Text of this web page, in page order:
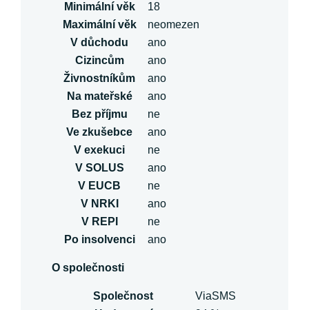
Minimální věk
18
Maximální věk
neomezen
V důchodu
ano
Cizincům
ano
Živnostníkům
ano
Na mateřské
ano
Bez příjmu
ne
Ve zkušebce
ano
V exekuci
ne
V SOLUS
ano
V EUCB
ne
V NRKI
ano
V REPI
ne
Po insolvenci
ano
O společnosti
Společnost
ViaSMS